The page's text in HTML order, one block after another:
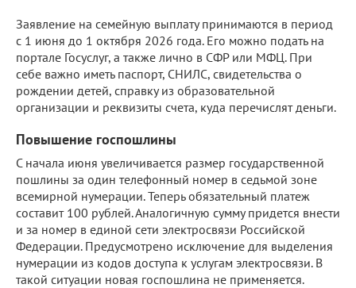
Заявление на семейную выплату принимаются в период
с 1 июня до 1 октября 2026 года. Его можно подать на
портале Госуслуг, а также лично в СФР или МФЦ. При
себе важно иметь паспорт, СНИЛС, свидетельства о
рождении детей, справку из образовательной
организации и реквизиты счета, куда перечислят деньги.
Повышение госпошлины
С начала июня увеличивается размер государственной
пошлины за один телефонный номер в седьмой зоне
всемирной нумерации. Теперь обязательный платеж
составит 100 рублей. Аналогичную сумму придется внести
и за номер в единой сети электросвязи Российской
Федерации. Предусмотрено исключение для выделения
нумерации из кодов доступа к услугам электросвязи. В
такой ситуации новая госпошлина не применяется.